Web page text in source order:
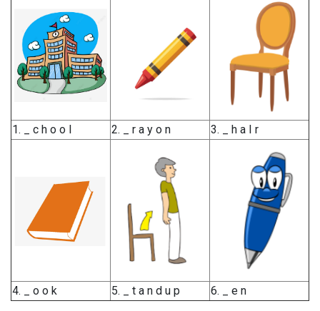
1. _ c h o o l 2. _ r a y o n 3. _ h a I r
4. _ o o k 5. _ t a n d u p 6. _ e n